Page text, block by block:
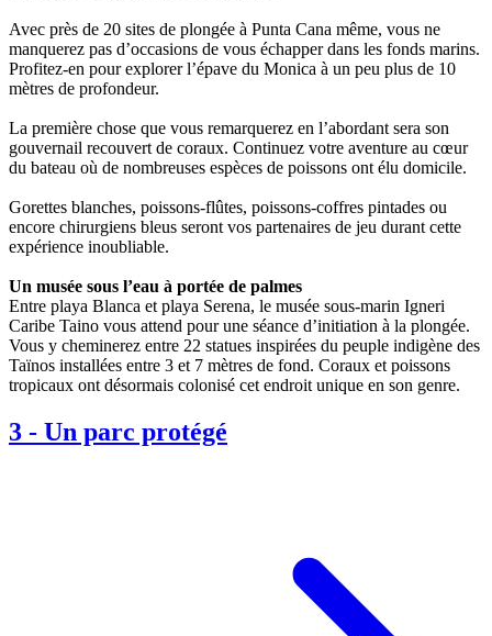
Avec près de 20 sites de plongée à Punta Cana même, vous ne
manquerez pas d’occasions de vous échapper dans les fonds marins.
Profitez-en pour explorer l’épave du Monica à un peu plus de 10
mètres de profondeur.
La première chose que vous remarquerez en l’abordant sera son
gouvernail recouvert de coraux. Continuez votre aventure au cœur
du bateau où de nombreuses espèces de poissons ont élu domicile.
Gorettes blanches, poissons-flûtes, poissons-coffres pintades ou
encore chirurgiens bleus seront vos partenaires de jeu durant cette
expérience inoubliable.
Un musée sous l’eau à portée de palmes
Entre playa Blanca et playa Serena, le musée sous-marin Igneri
Caribe Taino vous attend pour une séance d’initiation à la plongée.
Vous y cheminerez entre 22 statues inspirées du peuple indigène des
Taïnos installées entre 3 et 7 mètres de fond. Coraux et poissons
tropicaux ont désormais colonisé cet endroit unique en son genre.
3 - Un parc protégé